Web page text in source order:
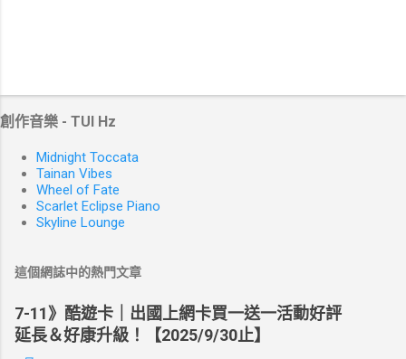
創作音樂 - TUI Hz
Midnight Toccata
Tainan Vibes
Wheel of Fate
Scarlet Eclipse Piano
Skyline Lounge
這個網誌中的熱門文章
7-11》酷遊卡｜出國上網卡買一送一活動好評
延長＆好康升級！【2025/9/30止】